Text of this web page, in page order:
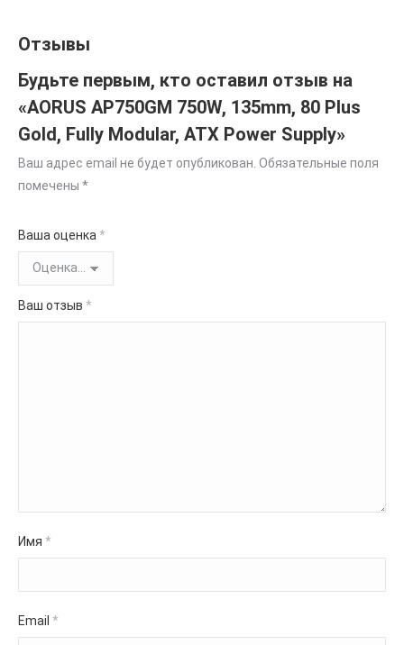
Отзывы
Будьте первым, кто оставил отзыв на
«AORUS AP750GM 750W, 135mm, 80 Plus
Gold, Fully Modular, ATX Power Supply»
Ваш адрес email не будет опубликован. Обязательные поля
помечены *
Ваша оценка *
Ваш отзыв *
Имя *
Email *